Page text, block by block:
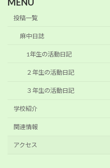
投稿一覧
麻中日誌
1年生の活動日記
２年生の活動日記
３年生の活動日記
学校紹介
関連情報
アクセス